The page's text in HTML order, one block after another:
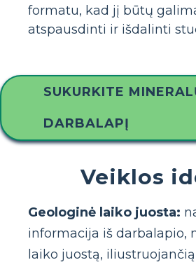
formatu, kad jį būtų
atspausdinti ir išdalinti
SUKURKITE
DARBALAPĮ
Veiklos
Geologinė laiko juosta:
informacija iš darbalapio,
laiko juostą,